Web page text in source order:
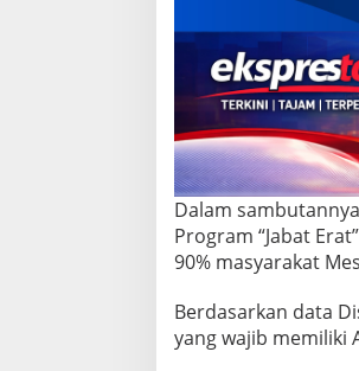
i
L
u
n
c
u
r
k
a
n
P
r
o
r
a
Dalam
Program “Jabat
90% masyarakat
Berdasarkan data
yang wajib memiliki